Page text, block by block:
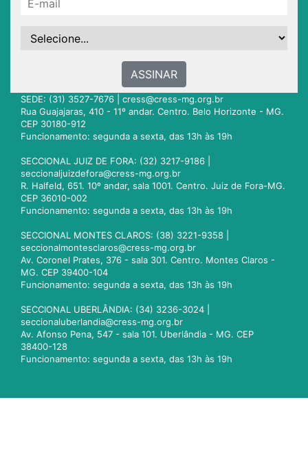
ASSINAR
SEDE: (31) 3527-7676 | cress@cress-mg.org.br
Rua Guajajaras, 410 - 11º andar. Centro. Belo Horizonte - MG.
CEP 30180-912
Funcionamento: segunda a sexta, das 13h às 19h
SECCIONAL JUIZ DE FORA: (32) 3217-9186 |
seccionaljuizdefora@cress-mg.org.br
R. Halfeld, 651. 10º andar, sala 1001. Centro. Juiz de Fora-MG.
CEP 36010-002
Funcionamento: segunda a sexta, das 13h às 19h
SECCIONAL MONTES CLAROS: (38) 3221-9358 |
seccionalmontesclaros@cress-mg.org.br
Av. Coronel Prates, 376 - sala 301. Centro. Montes Claros -
MG. CEP 39400-104
Funcionamento: segunda a sexta, das 13h às 19h
SECCIONAL UBERLÂNDIA: (34) 3236-3024 |
seccionaluberlandia@cress-mg.org.br
Av. Afonso Pena, 547 - sala 101. Uberlândia - MG. CEP
38400-128
Funcionamento: segunda a sexta, das 13h às 19h